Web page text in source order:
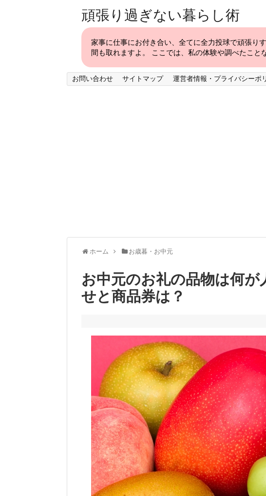
頑張り過ぎない暮らし術
家事に仕事にお付き合い、全てに全力投球で頑張り
間も取れますよ。 ここでは、私の体験や調べたこと
お問い合わせ サイトマップ 運営者情報・プライバシーポ
ホーム お歳暮・お中元
お中元のお礼の品物は何が
せと商品券は？